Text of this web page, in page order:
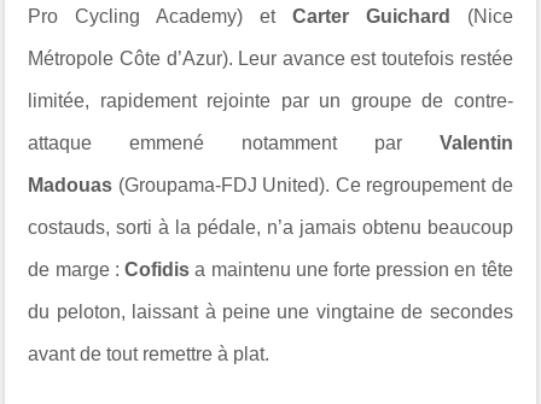
Pro Cycling Academy) et Carter Guichard (Nice
Métropole Côte d’Azur). Leur avance est toutefois restée
limitée, rapidement rejointe par un groupe de contre-
attaque emmené notamment par Valentin
Madouas (Groupama-FDJ United). Ce regroupement de
costauds, sorti à la pédale, n’a jamais obtenu beaucoup
de marge :Cofidisa maintenu une forte pression en tête
du peloton, laissant à peine une vingtaine de secondes
avant de tout remettre à plat.